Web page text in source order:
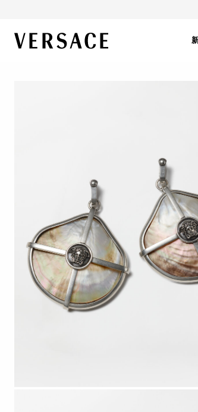
VERSACE | 主页